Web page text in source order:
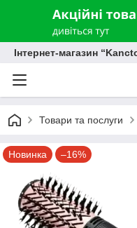
Інтернет-магазин
Товари та послуги
Новинка –16%